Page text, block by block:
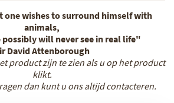
wishes to surround himself with
animals,
will never see in real life"
David Attenborough
product zijn te zien als u op het product
klikt.
dan kunt u ons altijd contacteren.